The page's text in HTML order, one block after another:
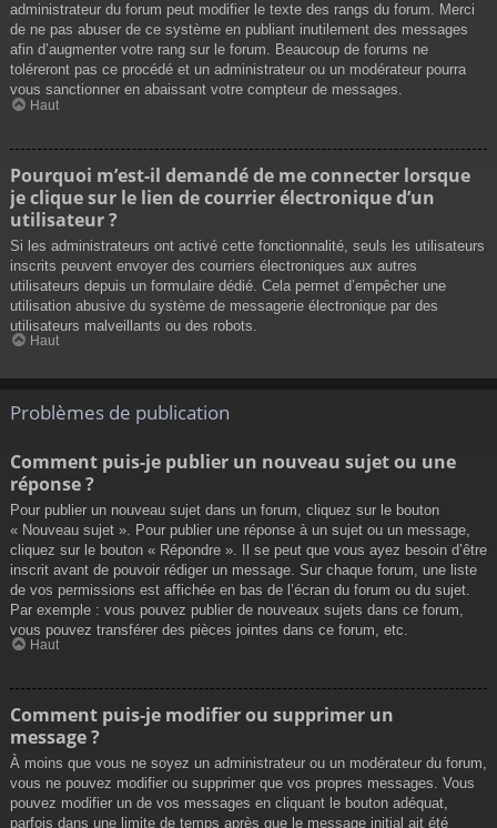
administrateur du forum peut modifier le texte des rangs du forum. Merci
de ne pas abuser de ce système en publiant inutilement des messages
afin d’augmenter votre rang sur le forum. Beaucoup de forums ne
toléreront pas ce procédé et un administrateur ou un modérateur pourra
vous sanctionner en abaissant votre compteur de messages.
Haut
Pourquoi m’est-il demandé de me connecter lorsque
je clique sur le lien de courrier électronique d’un
utilisateur ?
Si les administrateurs ont activé cette fonctionnalité, seuls les utilisateurs
inscrits peuvent envoyer des courriers électroniques aux autres
utilisateurs depuis un formulaire dédié. Cela permet d’empêcher une
utilisation abusive du système de messagerie électronique par des
utilisateurs malveillants ou des robots.
Haut
Problèmes de publication
Comment puis-je publier un nouveau sujet ou une
réponse ?
Pour publier un nouveau sujet dans un forum, cliquez sur le bouton
« Nouveau sujet ». Pour publier une réponse à un sujet ou un message,
cliquez sur le bouton « Répondre ». Il se peut que vous ayez besoin d’être
inscrit avant de pouvoir rédiger un message. Sur chaque forum, une liste
de vos permissions est affichée en bas de l’écran du forum ou du sujet.
Par exemple : vous pouvez publier de nouveaux sujets dans ce forum,
vous pouvez transférer des pièces jointes dans ce forum, etc.
Haut
Comment puis-je modifier ou supprimer un
message ?
À moins que vous ne soyez un administrateur ou un modérateur du forum,
vous ne pouvez modifier ou supprimer que vos propres messages. Vous
pouvez modifier un de vos messages en cliquant le bouton adéquat,
parfois dans une limite de temps après que le message initial ait été